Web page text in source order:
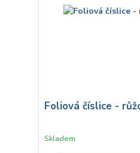
Foliová číslice -
Skladem